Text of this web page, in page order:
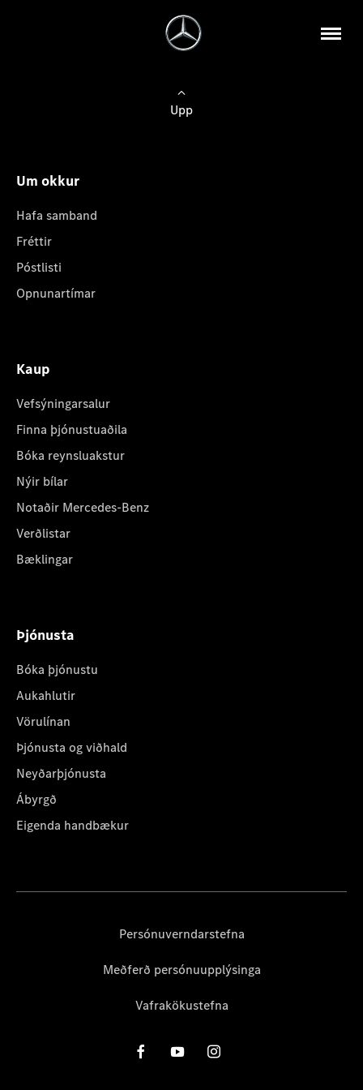
Upp
Um okkur
Hafa samband
Fréttir
Póstlisti
Opnunartímar
Kaup
Vefsýningarsalur
Finna þjónustuaðila
Bóka reynsluakstur
Nýir bílar
Notaðir Mercedes-Benz
Verðlistar
Bæklingar
Þjónusta
Bóka þjónustu
Aukahlutir
Vörulínan
Þjónusta og viðhald
Neyðarþjónusta
Ábyrgð
Eigenda handbækur
Persónuverndarstefna
Meðferð persónuupplýsinga
Vafrakökustefna